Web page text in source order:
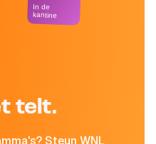
telt.
In de
kantine